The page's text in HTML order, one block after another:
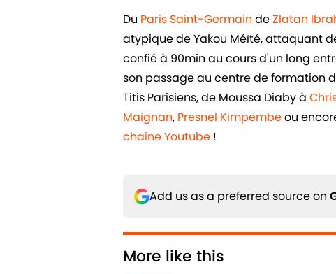
Du Paris Saint-Germain deZlatan
atypique de Yakou Méïté, attaquant
confié à 90min au cours d'un long
son passage au centre de formation
Titis Parisiens, de Moussa Diaby à
Maignan, Presnel Kimpembeou
chaîne Youtube !
Add us as a preferred source on
More like this